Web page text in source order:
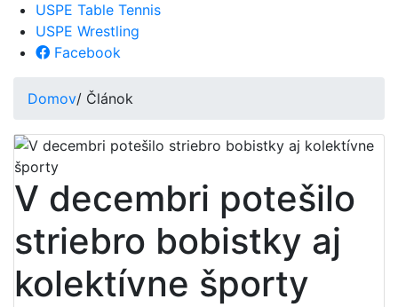
USPE Table Tennis
USPE Wrestling
Facebook
Domov/ Článok
V decembri potešilo
striebro bobistky aj
kolektívne športy